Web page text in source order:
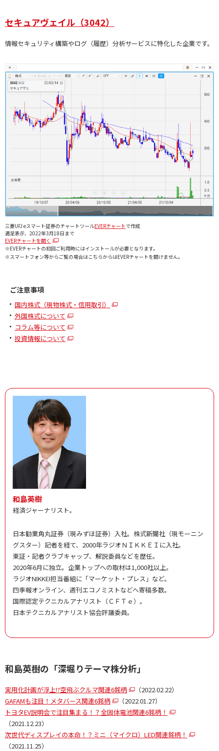
セキュアヴェイル（3042）
情報セキュリティ構築やログ（履歴）分析サービスに特化した企業です。
三菱UFJ eスマート証券のチャートツールEVERチャートで作成
週足表示、2022年3月18日まで
EVERチャートを開く
※EVERチャートの初回ご利用時にはインストールが必要となります。
※スマートフォン等からご覧の場合はこちらからはEVERチャートを開けません。
ご注意事項
国内株式（現物株式・信用取引）
外国株式について
コラム等について
投資情報について
和島英樹
経済ジャーナリスト。
日本勧業角丸証券（現みずほ証券）入社。株式新聞社（現モーニン
グスター）記者を経て、2000年ラジオＮＩＫＫＥＩに入社。
東証・記者クラブキャップ、解説委員などを歴任。
2020年6月に独立。企業トップへの取材は1,000社以上。
ラジオNIKKEI担当番組に「マーケット・プレス」など。
四季報オンライン、週刊エコノミストなどへ寄稿多数。
国際認定テクニカルアナリスト（ＣＦＴｅ）。
日本テクニカルアナリスト協会評議委員。
和島英樹の「深堀りテーマ株分析」
実用化計画が浮上!?空飛ぶクルマ関連6銘柄
（2022.02.22）
GAFAMも注目！メタバース関連6銘柄
（2022.01.27）
トヨタEV説明会で注目集まる！？全固体電池関連6銘柄！
（2021.12.23）
次世代ディスプレイの本命！？ミニ（マイクロ）LED関連銘柄！
（2021.11.25）